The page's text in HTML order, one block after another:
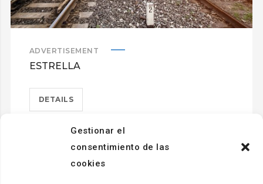
Gestionar el
consentimiento de las
cookies
ADVERTISEMENT
ESTRELLA
DETAILS